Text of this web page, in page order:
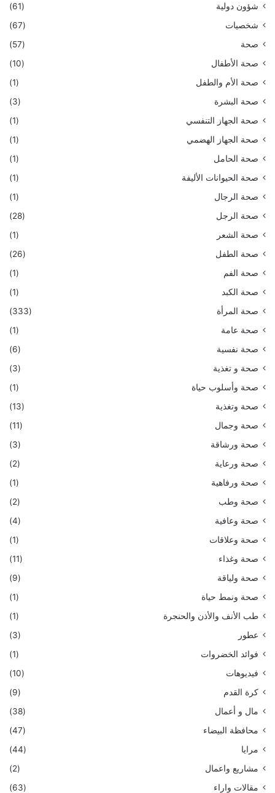
شؤون دولية
(61)
شخصيات
(67)
صحة
(57)
صحة الأطفال
(10)
صحة الأم والطفل
(1)
صحة البشرة
(3)
صحة الجهاز التنفسي
(1)
صحة الجهاز الهضمي
(1)
صحة الحامل
(1)
صحة الحيوانات الأليفة
(1)
صحة الرجال
(1)
صحة الرجل
(28)
صحة الشعر
(1)
صحة الطفل
(26)
صحة الفم
(1)
صحة الكبد
(1)
صحة المرأة
(333)
صحة عامة
(1)
صحة نفسية
(6)
صحة و تغذية
(3)
صحة وأسلوب حياة
(1)
صحة وتغذية
(13)
صحة وجمال
(11)
صحة ورشاقة
(3)
صحة ورعاية
(2)
صحة ورفاهية
(1)
صحة وطب
(2)
صحة وعافية
(4)
صحة وعلاقات
(1)
صحة وغذاء
(11)
صحة ولياقة
(9)
صحة ونمط حياة
(1)
طب الأنف والأذن والحنجرة
(1)
عطور
(3)
فوائد الخضروات
(1)
فيديوهات
(10)
كرة القدم
(9)
مال و أعمال
(38)
محافظة البيضاء
(47)
مرايا
(44)
مشاريع واعمال
(2)
مقالات واراء
(63)